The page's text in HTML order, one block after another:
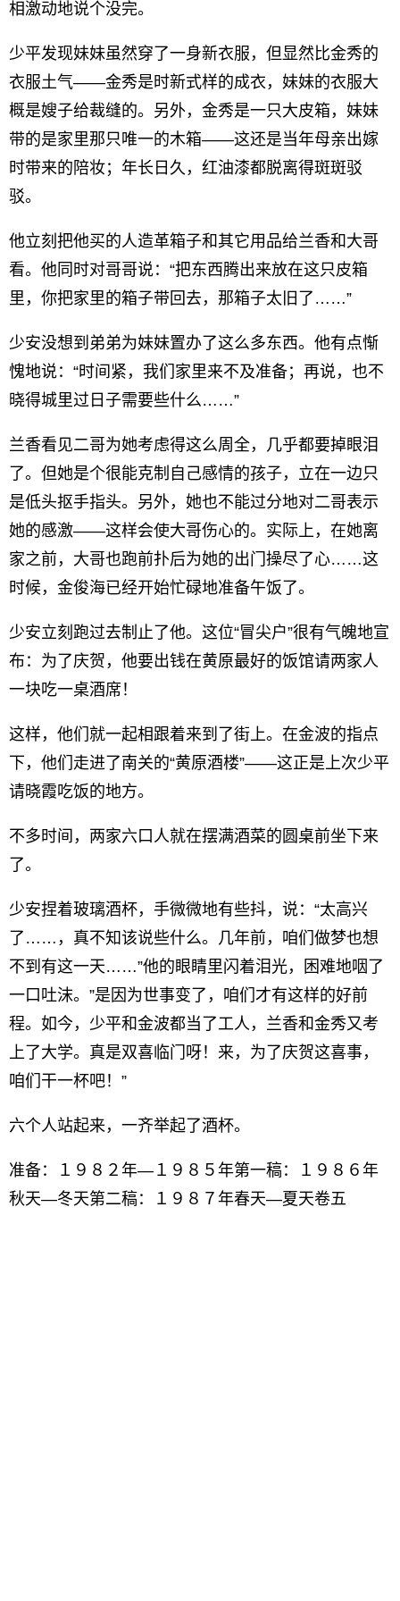
相激动地说个没完。
少平发现妹妹虽然穿了一身新衣服，但显然比金秀的
衣服土气——金秀是时新式样的成衣，妹妹的衣服大
概是嫂子给裁缝的。另外，金秀是一只大皮箱，妹妹
带的是家里那只唯一的木箱——这还是当年母亲出嫁
时带来的陪妆；年长日久，红油漆都脱离得斑斑驳
驳。
他立刻把他买的人造革箱子和其它用品给兰香和大哥
看。他同时对哥哥说：“把东西腾出来放在这只皮箱
里，你把家里的箱子带回去，那箱子太旧了……”
少安没想到弟弟为妹妹置办了这么多东西。他有点惭
愧地说：“时间紧，我们家里来不及准备；再说，也不
晓得城里过日子需要些什么……”
兰香看见二哥为她考虑得这么周全，几乎都要掉眼泪
了。但她是个很能克制自己感情的孩子，立在一边只
是低头抠手指头。另外，她也不能过分地对二哥表示
她的感激——这样会使大哥伤心的。实际上，在她离
家之前，大哥也跑前扑后为她的出门操尽了心……这
时候，金俊海已经开始忙碌地准备午饭了。
少安立刻跑过去制止了他。这位“冒尖户”很有气魄地宣
布：为了庆贺，他要出钱在黄原最好的饭馆请两家人
一块吃一桌酒席！
这样，他们就一起相跟着来到了街上。在金波的指点
下，他们走进了南关的“黄原酒楼”——这正是上次少平
请晓霞吃饭的地方。
不多时间，两家六口人就在摆满酒菜的圆桌前坐下来
了。
少安捏着玻璃酒杯，手微微地有些抖，说：“太高兴
了……，真不知该说些什么。几年前，咱们做梦也想
不到有这一天……”他的眼睛里闪着泪光，困难地咽了
一口吐沫。”是因为世事变了，咱们才有这样的好前
程。如今，少平和金波都当了工人，兰香和金秀又考
上了大学。真是双喜临门呀！来，为了庆贺这喜事，
咱们干一杯吧！”
六个人站起来，一齐举起了酒杯。
准备：１９８２年—１９８５年第一稿：１９８６年
秋天—冬天第二稿：１９８７年春天—夏天卷五